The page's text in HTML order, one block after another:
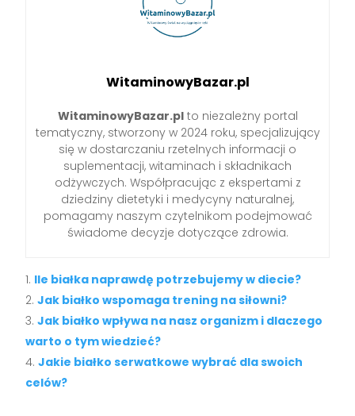
WitaminowyBazar.pl
WitaminowyBazar.plto niezależny portal
tematyczny, stworzony w 2024 roku, specjalizujący
się w dostarczaniu rzetelnych informacji o
suplementacji, witaminach i składnikach
odżywczych. Współpracując z ekspertami z
dziedziny dietetyki i medycyny naturalnej,
pomagamy naszym czytelnikom podejmować
świadome decyzje dotyczące zdrowia.
Ile białka naprawdę potrzebujemy w diecie?
Jak białko wspomaga trening na siłowni?
Jak białko wpływa na nasz organizm i dlaczego
warto o tym wiedzieć?
Jakie białko serwatkowe wybrać dla swoich
celów?